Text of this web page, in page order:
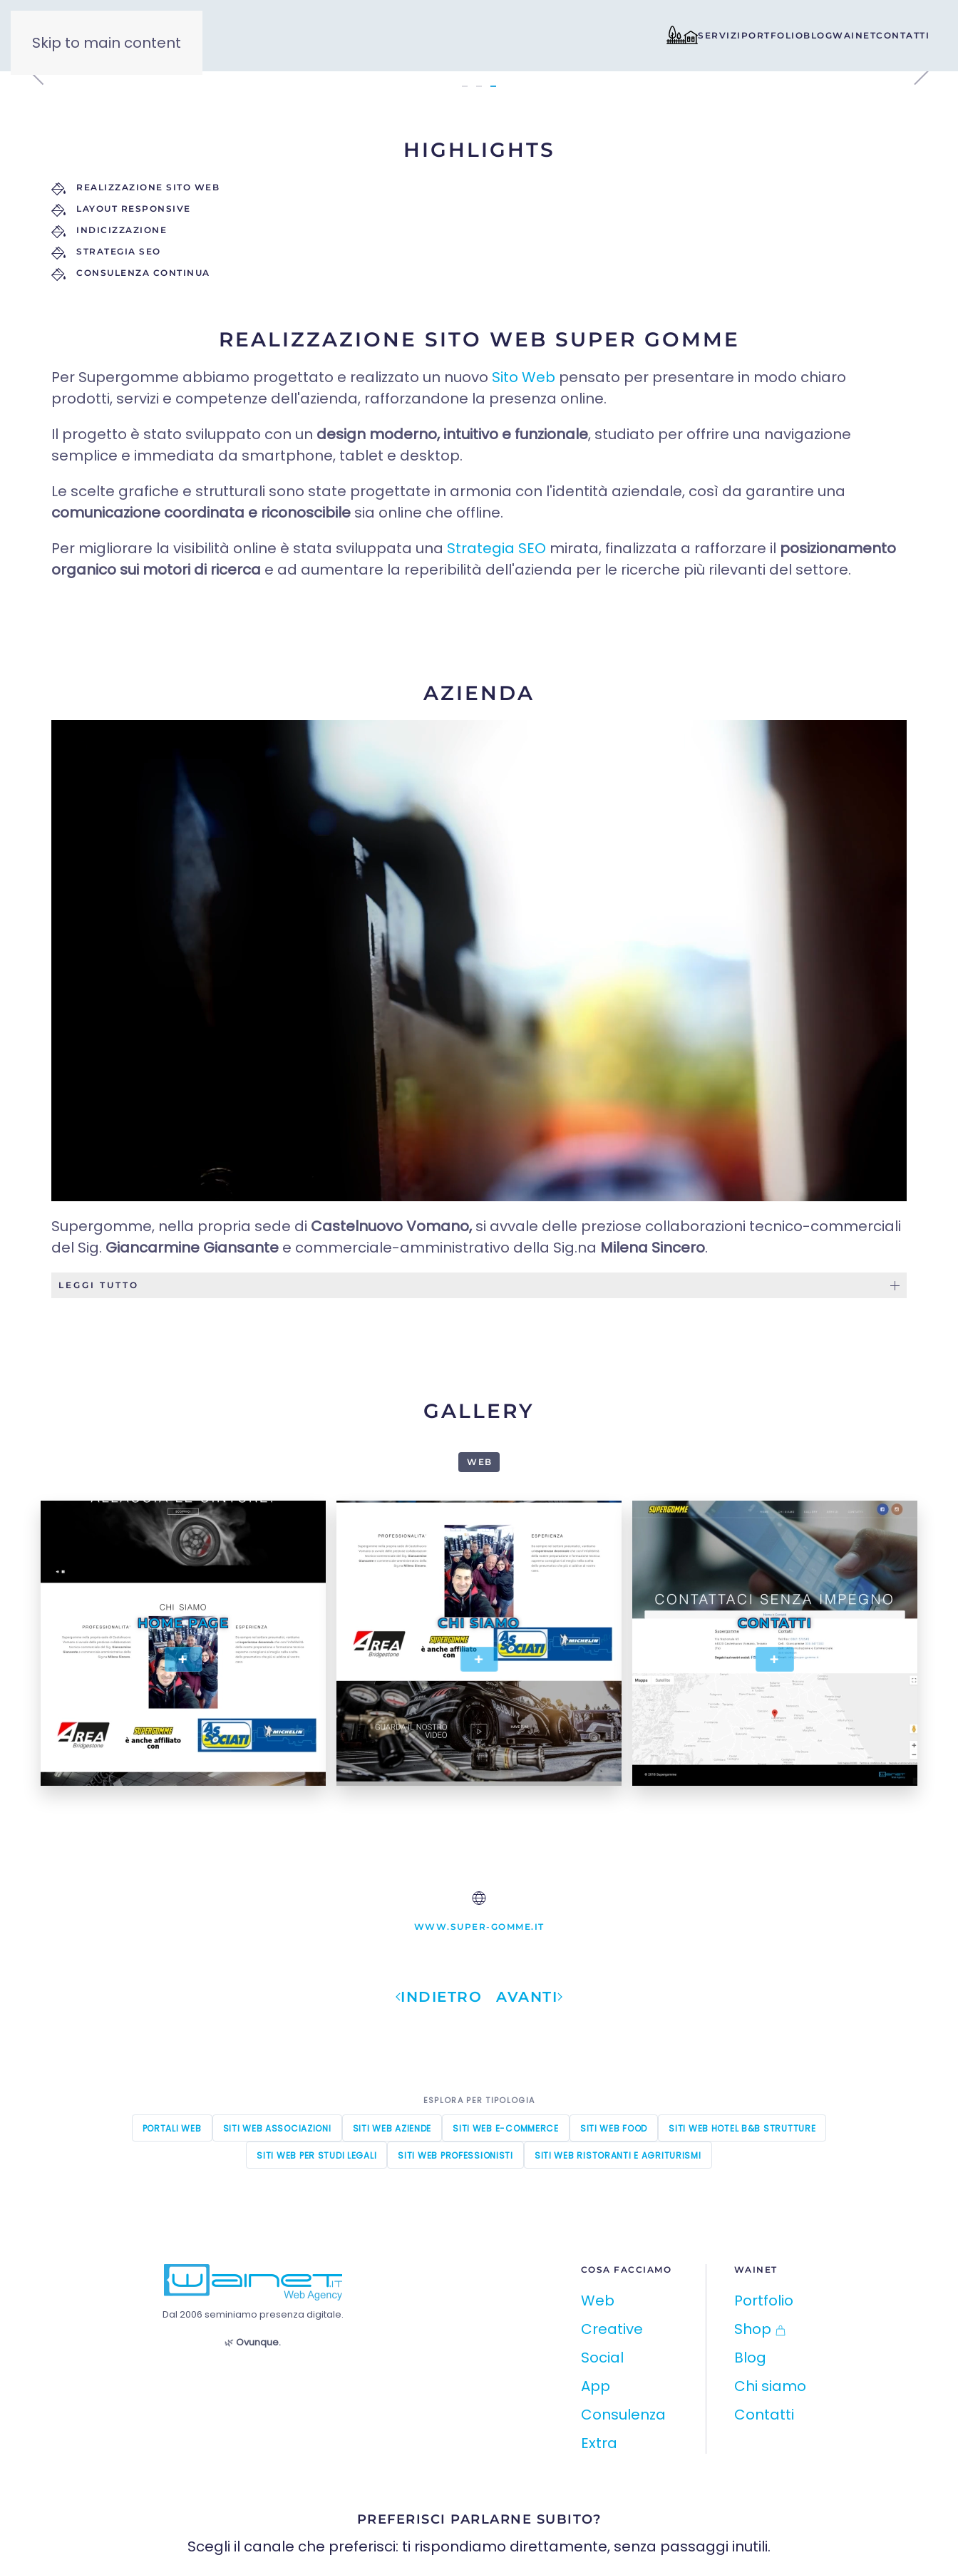
Skip to main content SERVIZI PORTFOLIOBLOGWAINETCONTATTI
HIGHLIGHTS
REALIZZAZIONE SITO WEB
LAYOUT RESPONSIVE
INDICIZZAZIONE
STRATEGIA SEO
CONSULENZA CONTINUA
REALIZZAZIONE SITO WEB SUPER GOMME
Per Supergomme abbiamo progettato e realizzato un nuovo Sito Web pensato per presentare in modo chiaro
prodotti, servizi e competenze dell'azienda, rafforzandone la presenza online.
Il progetto è stato sviluppato con un design moderno, intuitivo e funzionale, studiato per offrire una navigazione
semplice e immediata da smartphone, tablet e desktop.
Le scelte grafiche e strutturali sono state progettate in armonia con l'identità aziendale, così da garantire una
comunicazione coordinata e riconoscibile sia online che offline.
Per migliorare la visibilità online è stata sviluppata una Strategia SEO mirata, finalizzata a rafforzare il posizionamento
organico sui motori di ricerca e ad aumentare la reperibilità dell'azienda per le ricerche più rilevanti del settore.
AZIENDA
Supergomme, nella propria sede di Castelnuovo Vomano, si avvale delle preziose collaborazioni tecnico-commerciali
del Sig. Giancarmine Giansante e commerciale-amministrativo della Sig.na Milena Sincero.
LEGGI TUTTO
GALLERY
WEB
HOME PAGE
+
CHI SIAMO
+
CONTATTI
+
WWW.SUPER-GOMME.IT
INDIETRO AVANTI
ESPLORA PER TIPOLOGIA
PORTALI WEB SITI WEB ASSOCIAZIONI SITI WEB AZIENDE SITI WEB E-COMMERCE SITI WEB FOOD SITI WEB HOTEL B&B STRUTTURE
SITI WEB PER STUDI LEGALI SITI WEB PROFESSIONISTI SITI WEB RISTORANTI E AGRITURISMI
Dal 2006 seminiamo presenza digitale.
🌿 Ovunque.
COSA FACCIAMO
Web
Creative
Social
App
Consulenza
Extra
WAINET
Portfolio
Shop
Blog
Chi siamo
Contatti
PREFERISCI PARLARNE SUBITO?
Scegli il canale che preferisci: ti rispondiamo direttamente, senza passaggi inutili.